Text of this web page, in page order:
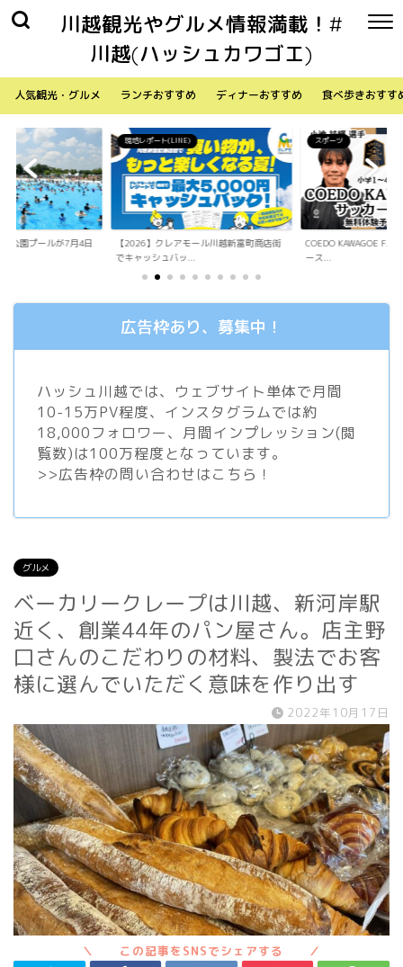
川越観光やグルメ情報満載！#
川越(ハッシュカワゴエ)
人気観光・グルメ ランチおすすめ ディナーおすすめ 食べ歩きおすす
ル川越新富町商店街
スポーツ
COEDO KAWAGOE F.Cが小学生向けサッカ
ース...
生活
「Sky Walker 7058」
内ア...
広告枠あり、募集中！
ハッシュ川越では、ウェブサイト単体で月間
10-15万PV程度、 インスタグラムでは約
18,000フォロワー、月間インプレッション(閲
覧数)は100万程度となっています。
>>広告枠の問い合わせはこちら！
グルメ
ベーカリークレープは川越、新河岸駅
近く、創業44年のパン屋さん。店主野
口さんのこだわりの材料、製法でお客
様に選んでいただく意味を作り出す
2022年10月17日